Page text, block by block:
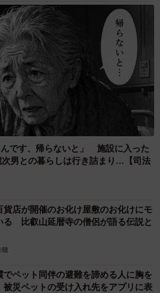
んです、帰らないと」 施設に入った
男との暮らしは行き詰まり…【司法
貨店が開催のお化け屋敷のお化けにモ
る 比叡山延暦寺の僧侶が語る伝説と
穂
でペット同伴の避難を諦める人に胸を
災ペットの受け入れ先をアプリに表